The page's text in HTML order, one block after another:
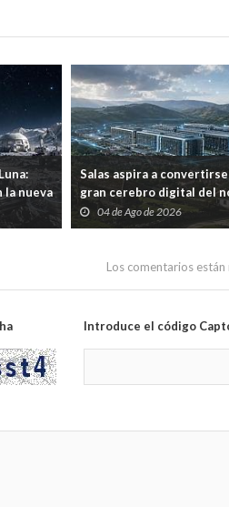
la nueva
Salas aspira a
gran cerebro digital del
una inversión de 1.226
04 de Ago de 2026
Los comentarios
Introduce el código